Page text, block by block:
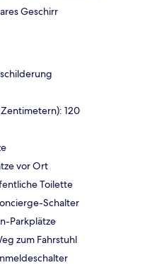
Geschirr
120
vor Ort
Toilette
Schalter
Parkplätze
zum Fahrstuhl